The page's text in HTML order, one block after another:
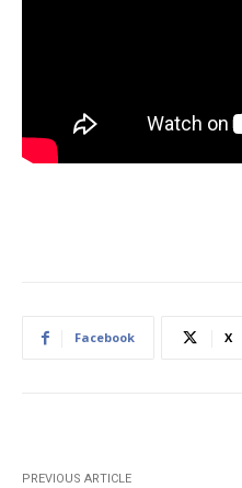
Facebook X
PREVIOUS ARTICLE